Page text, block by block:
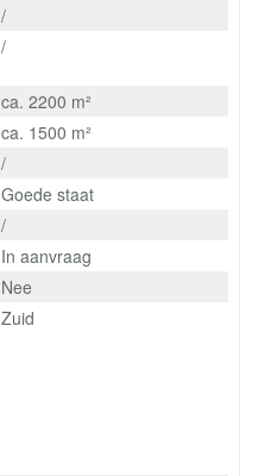
/
/
ca. 2200 m²
ca. 1500 m²
/
Goede staat
/
In aanvraag
Nee
Zuid